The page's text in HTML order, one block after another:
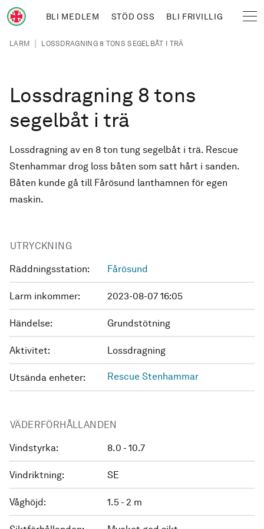
Hoppa till huvudinnehåll
BLI MEDLEM STÖD OSS BLI FRIVILLIG
Länkstig
LARM | LOSSDRAGNING 8 TONS SEGELBÅT I TRÄ
Lossdragning 8 tons
segelbåt i trä
Lossdragning av en 8 ton tung segelbåt i trä. Rescue
Stenhammar drog loss båten som satt hårt i sanden.
Båten kunde gå till Fårösund lanthamnen för egen
maskin.
UTRYCKNING
Räddningsstation: Fårösund
Larm inkommer: 2023-08-07 16:05
Händelse: Grundstötning
Aktivitet: Lossdragning
Utsända enheter: Rescue Stenhammar
VÄDERFÖRHÅLLANDEN
Vindstyrka: 8.0 - 10.7
Vindriktning: SE
Våghöjd: 1.5 - 2 m